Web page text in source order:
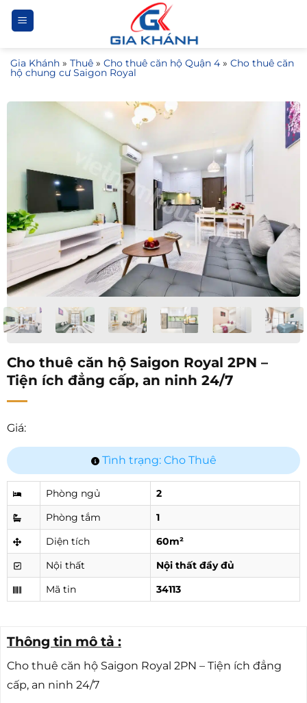
Bỏ
qua
dung
Gia Khánh » Thuê » Cho thuê căn hộ Quận 4 » Cho thuê căn
hộ chung cư Saigon Royal
Cho thuê căn hộ Saigon Royal 2PN –
Tiện ích đẳng cấp, an ninh 24/7
Giá:
Tình trạng: Cho Thuê
Phòng ngủ
2
Phòng tắm
1
Diện tích
60m²
Nội thất
Nội thất đầy đủ
Mã tin
34113
Thông tin mô tả :
Cho thuê căn hộ Saigon Royal 2PN – Tiện ích đẳng
cấp, an ninh 24/7